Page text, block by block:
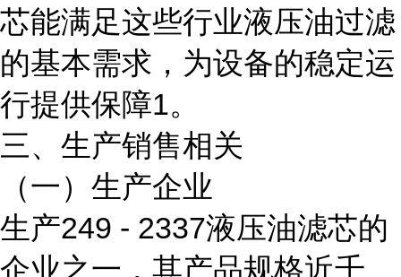
芯能满足这些行业液压油过滤
的基本需求，为设备的稳定运
行提供保障1。
三、生产销售相关
（一）生产企业
生产249 - 2337液压油滤芯的
企业之一，其产品规格近千